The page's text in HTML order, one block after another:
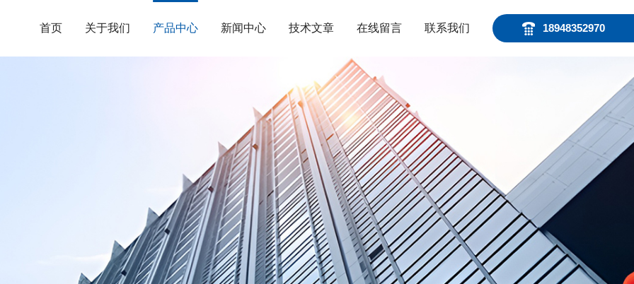
18948352970
首页 关于我们 产品中心 新闻中心 技术文章 在线留言 联系我们